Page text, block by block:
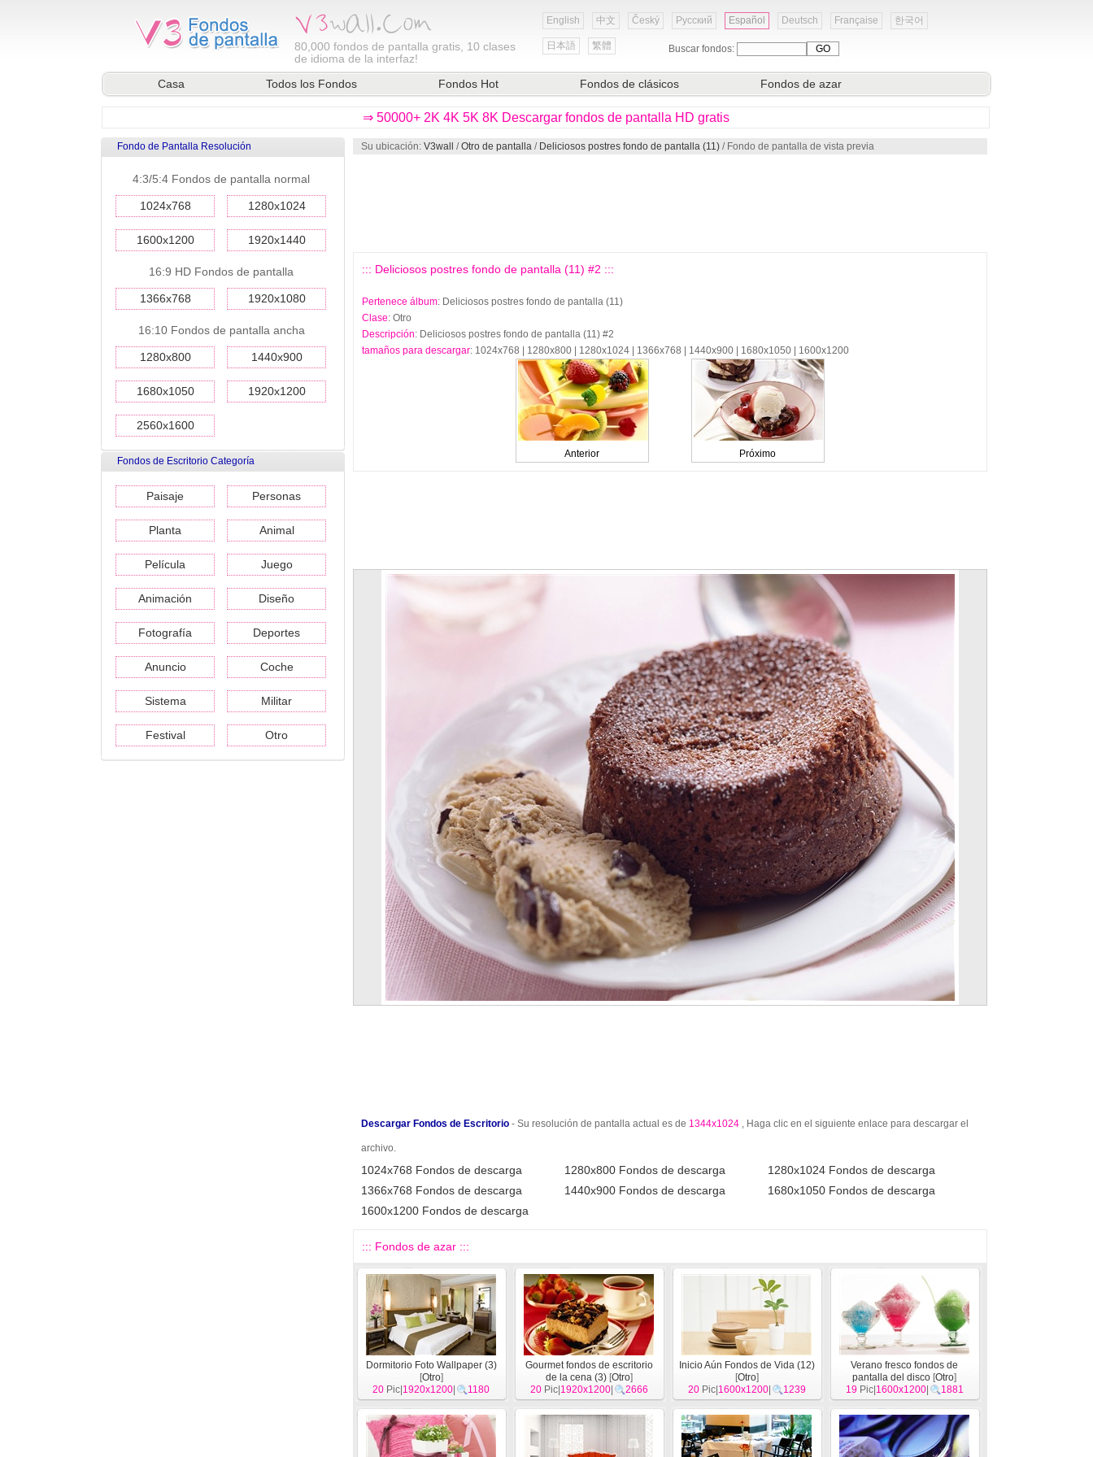
80,000 fondos de pantalla gratis, 10 clases
de idioma de la interfaz!
English 中文 Český Русский Español Deutsch Française 한국어
日本語 繁體 Buscar fondos:
Casa Todos los Fondos Fondos Hot Fondos de clásicos Fondos de azar
⇒ 50000+ 2K 4K 5K 8K Descargar fondos de pantalla HD gratis
Fondo de Pantalla Resolución
4:3/5:4 Fondos de pantalla normal
1024x768 1280x1024
1600x1200 1920x1440
16:9 HD Fondos de pantalla
1366x768 1920x1080
16:10 Fondos de pantalla ancha
1280x800 1440x900
1680x1050 1920x1200
2560x1600
Fondos de Escritorio Categoría
Paisaje Personas
Planta Animal
Película Juego
Animación Diseño
Fotografía Deportes
Anuncio Coche
Sistema Militar
Festival Otro
Su ubicación: V3wall /Otro de pantalla / Deliciosos postres fondo de pantalla (11) / Fondo de pantalla de vista previa
::: Deliciosos postres fondo de pantalla (11) #2 :::
Pertenece álbum: Deliciosos postres fondo de pantalla (11)
Clase: Otro
Descripción: Deliciosos postres fondo de pantalla (11) #2
tamaños para descargar: 1024x768 | 1280x800 | 1280x1024 | 1366x768 | 1440x900 | 1680x1050 | 1600x1200
Anterior Próximo
Descargar Fondos de Escritorio - Su resolución de pantalla actual es de 1344x1024 , Haga clic en el siguiente enlace para descargar el
archivo.
1024x768 Fondos de descarga 1280x800 Fondos de descarga
1280x1024 Fondos de descarga
1366x768 Fondos de descarga
1440x900 Fondos de descarga
1680x1050 Fondos de descarga
1600x1200 Fondos de descarga
::: Fondos de azar :::
Dormitorio Foto Wallpaper (3)
[Otro]
20 Pic| 1920x1200 1180
Gourmet fondos de escritorio
de la cena (3)[Otro]
20Pic| 1920x1200| 2666
Inicio Aún Fondos de Vida (12)
[Otro]
20Pic| 1600x1200| 1239
Verano fresco fondos de
pantalla del disco [Otro]
19Pic| 1600x1200| 1881